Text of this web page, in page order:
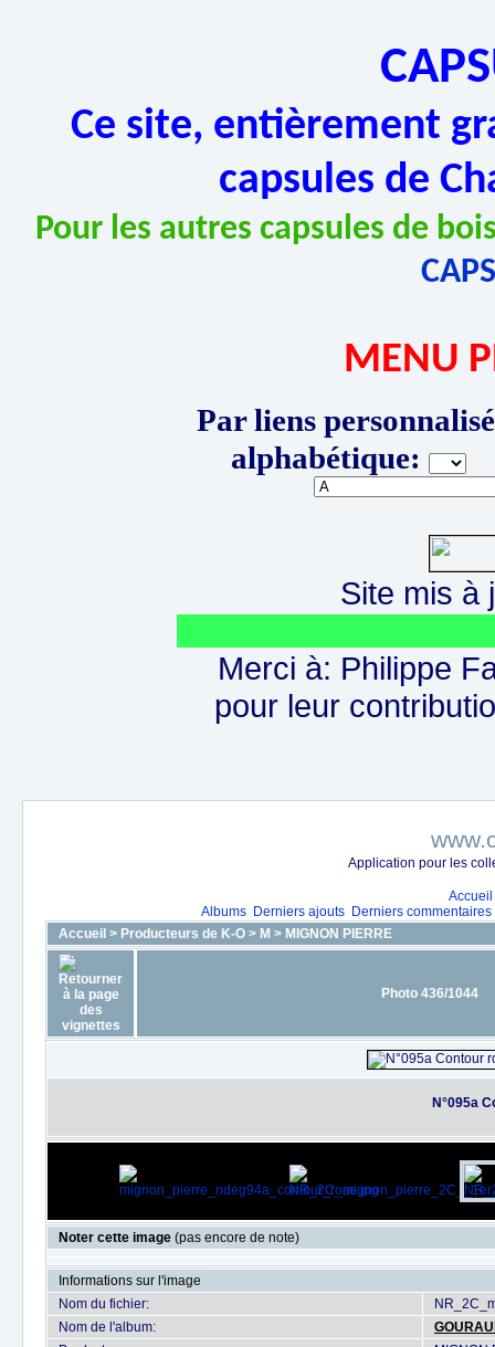
Ce site, entièrement
capsules de
Pour les autres capsules de
MENU
Par liens
alphabétique:
Site mis à
Merci à: Philippe
pour leur
Application pour les
Accueil
Albums Derniers ajouts Derniers commentaires
Accueil > Producteurs de K-O > M > MIGNON PIERRE
Photo 436/1044
N°095a
Noter cette image (pas encore de note)
Informations sur l'image
Nom du fichier:
Nom de l'album: